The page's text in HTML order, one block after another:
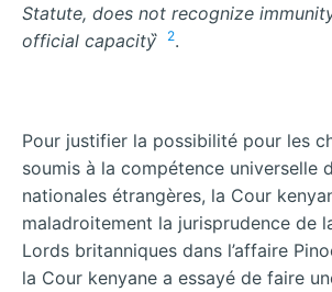
Statute, does not recognize
official capacity
2.
Pour justifier la possibilité pour les
soumis à la compétence universelle
nationales étrangères, la Cour
maladroitement la jurisprudence de
Lords britanniques dans l’affaire
la Cour kenyane a essayé de faire